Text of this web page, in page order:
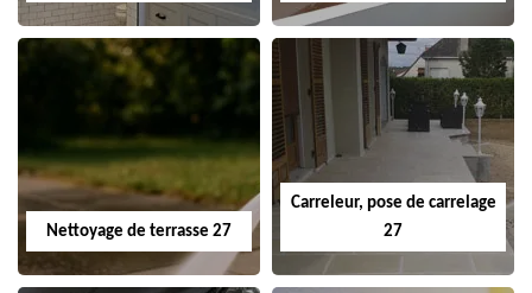
Nettoyage de terrasse 27
Carreleur, pose de carrelage
27